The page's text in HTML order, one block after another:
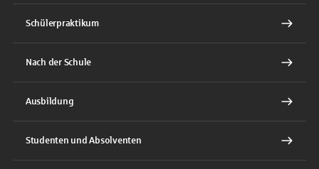
Schülerpraktikum
Nach der Schule
Ausbildung
Studenten und Absolventen